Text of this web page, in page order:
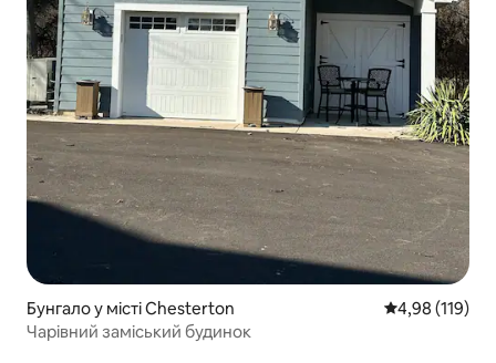
Бунгало у місті Chesterton Середня
4,98 (119)
Чарівний заміський будинок